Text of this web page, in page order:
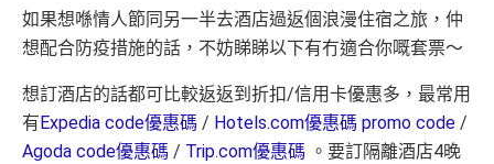
如果想喺情人節同另一半去酒店過返個浪漫住宿之旅，仲
想配合防疫措施的話，不妨睇睇以下有冇適合你嘅套票～
想訂酒店的話都可比較返返到折扣/信用卡優惠多，最常用
有 Expedia code優惠碼 / Hotels.com優惠碼 promo code /
Agoda code優惠碼 / Trip.com優惠碼 。要訂隔離酒店4晚